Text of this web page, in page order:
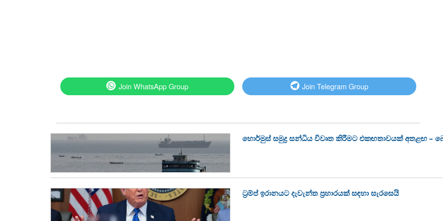
Join WhatsApp Group Join Telegram Group
හොර්මුස් සමුද්‍ර සන්ධිය විවෘත කිරීමට එකඟතාවයක් අතළඟ –
ට්‍රම්ප් ඉරානයට දැවැන්ත ප්‍රහාරයක් සඳහා සැරසෙයි